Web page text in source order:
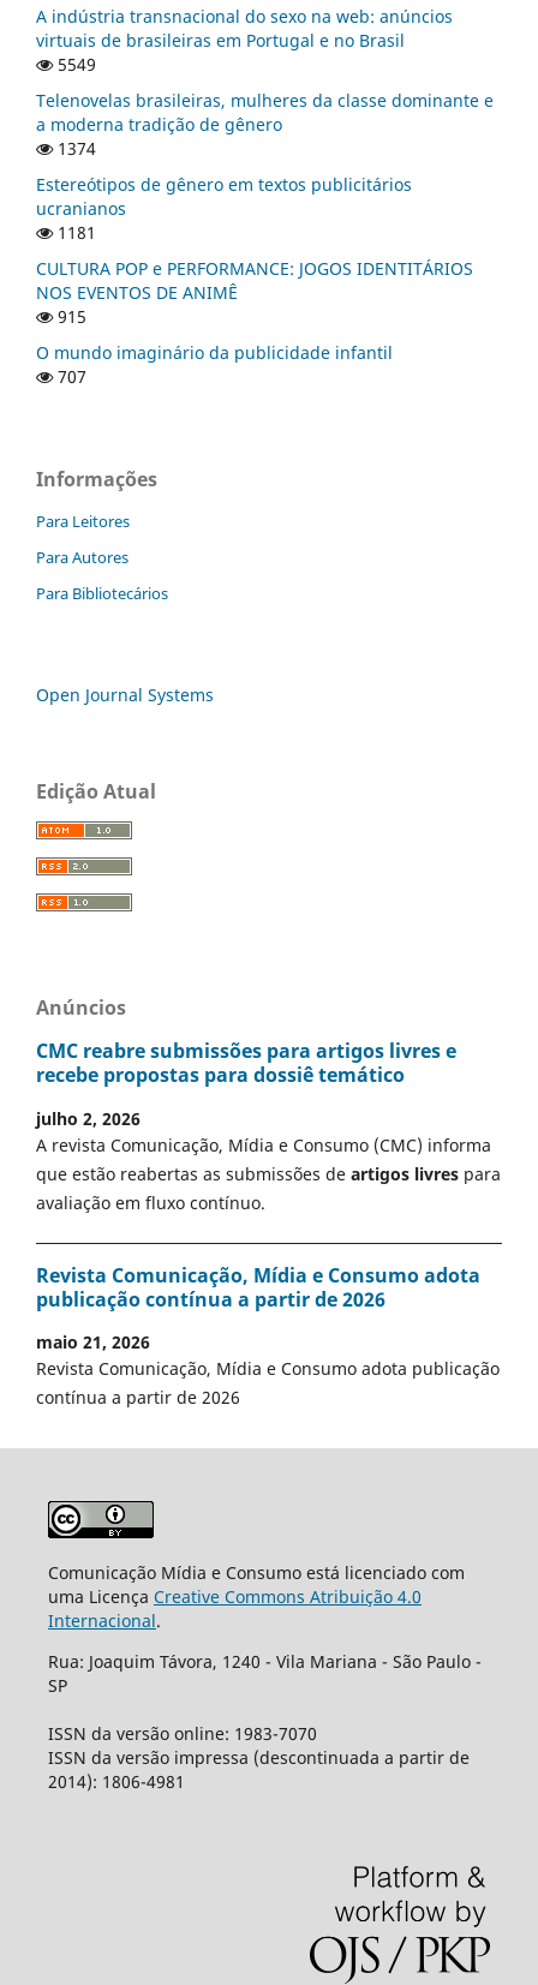
A indústria transnacional do sexo na web: anúncios
virtuais de brasileiras em Portugal e no Brasil
5549
Telenovelas brasileiras, mulheres da classe dominante e
a moderna tradição de gênero
1374
Estereótipos de gênero em textos publicitários
ucranianos
1181
CULTURA POP e PERFORMANCE: JOGOS IDENTITÁRIOS
NOS EVENTOS DE ANIMÊ
915
O mundo imaginário da publicidade infantil
707
Informações
Para Leitores
Para Autores
Para Bibliotecários
Open Journal Systems
Edição Atual
Anúncios
CMC reabre submissões para artigos livres e
recebe propostas para dossiê temático
julho 2, 2026
A revista Comunicação, Mídia e Consumo (CMC) informa
que estão reabertas as submissões de artigos livres para
avaliação em fluxo contínuo.
Revista Comunicação, Mídia e Consumo adota
publicação contínua a partir de 2026
maio 21, 2026
Revista Comunicação, Mídia e Consumo adota publicação
contínua a partir de 2026
Comunicação Mídia e Consumo está licenciado com
uma Licença Creative Commons Atribuição 4.0
Internacional.
Rua: Joaquim Távora, 1240 - Vila Mariana - São Paulo -
SP
ISSN da versão online: 1983-7070
ISSN da versão impressa (descontinuada a partir de
2014): 1806-4981